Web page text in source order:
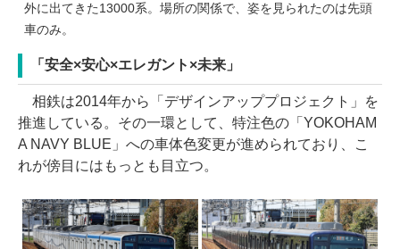
外に出てきた13000系。場所の関係で、姿を見られたのは先頭
車のみ。
「安全×安心×エレガント×未来」
相鉄は2014年から「デザインアッププロジェクト」を
推進している。その一環として、特注色の「YOKOHAM
A NAVY BLUE」への車体色変更が進められており、こ
れが傍目にはもっとも目立つ。